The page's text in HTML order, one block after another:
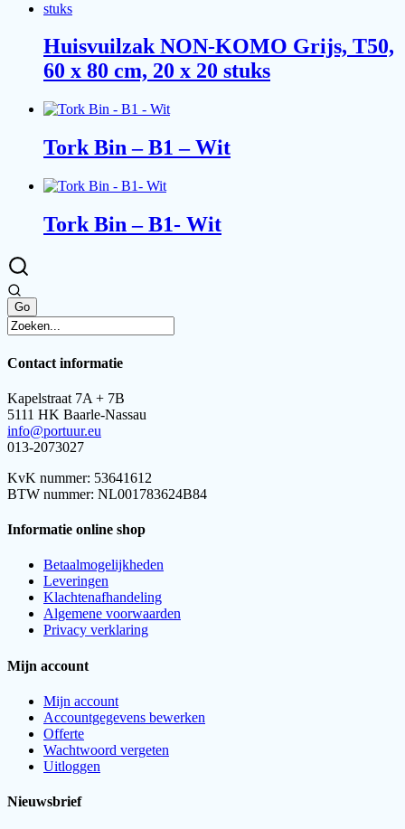
Huisvuilzak NON-KOMO Grijs, T50,
60 x 80 cm, 20 x 20 stuks
Tork Bin – B1 – Wit
Tork Bin – B1- Wit
Contact informatie
Kapelstraat 7A + 7B
5111 HK Baarle-Nassau
info@portuur.eu
013-2073027
KvK nummer: 53641612
BTW nummer: NL001783624B84
Informatie online shop
Betaalmogelijkheden
Leveringen
Klachtenafhandeling
Algemene voorwaarden
Privacy verklaring
Mijn account
Mijn account
Accountgegevens bewerken
Offerte
Wachtwoord vergeten
Uitloggen
Nieuwsbrief